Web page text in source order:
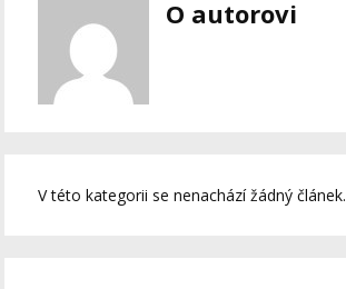
O autorovi
V této kategorii se nenachází žádný článek.